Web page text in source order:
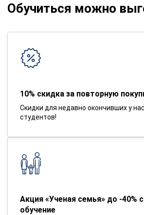
Обучиться можно
10% скидка за повторную
Скидки для недавно окончивших у
студентов!
Акция «Ученая семья» до -40%
обучение